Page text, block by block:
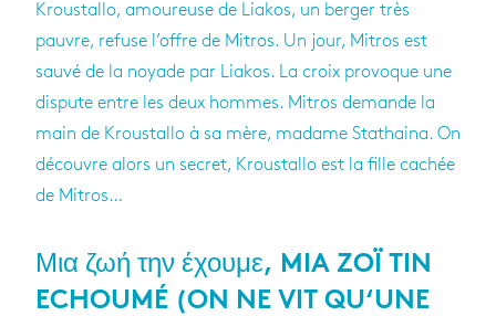
Krous­tallo, amou­reuse de Lia­kos, un ber­ger très
pauvre, refuse l’offre de Mitros. Un jour, Mitros est
sauvé de la noyade par Lia­kos. La croix pro­voque une
dis­pute entre les deux hommes. Mitros demande la
main de Krous­tallo à sa mère, madame Sta­thaina. On
découvre alors un secret, Krous­tallo est la fille cachée
de Mitros…
Μια ζωή την έχουμε, MIA ZOÏ TIN
ECHOUMÉ (ON NE VIT QU‘UNE